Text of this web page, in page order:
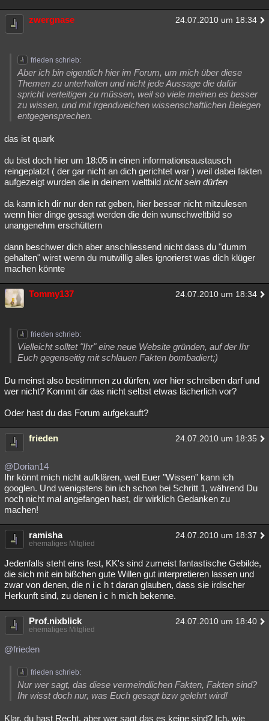
zwergnase 24.07.2010 um 18:34
frieden schrieb:
Aber ich bin eigentlich hier im Forum, um mich über diese
Themen zu unterhalten und nicht jede Aussage die dafür
spricht verteitigen zu müssen, weil so viele meinen es besser
zu wissen, und mit irgendwelchen wissenschaftlichen Belegen
entgegensprechen.
das ist quark
du bist doch hier um 18:05 in einen informationsaustausch
reingeplatzt ( der gar nicht an dich gerichtet war ) weil dabei fakten
aufgezeigt wurden die in deinem weltbild nicht sein dürfen
da kann ich dir nur den rat geben, hier besser nicht mitzulesen
wenn hier dinge gesagt werden die dein wunschweltbild so
unangenehm erschüttern
dann beschwer dich aber anschliessend nicht dass du "dumm
gehalten" wirst wenn du mutwillig alles ignorierst was dich klüger
machen könnte
Tommy137 24.07.2010 um 18:34
frieden schrieb:
Vielleicht solltet "Ihr" eine neue Website gründen, auf der Ihr
Euch gegenseitig mit schlauen Fakten bombadiert;)
Du meinst also bestimmen zu dürfen, wer hier schreiben darf und
wer nicht? Kommt dir das nicht selbst etwas lächerlich vor?
Oder hast du das Forum aufgekauft?
frieden 24.07.2010 um 18:35
@Dorian14
Ihr könnt mich nicht aufklären, weil Euer "Wissen" kann ich
googlen. Und wenigstens bin ich schon bei Schritt 1, während Du
noch nicht mal angefangen hast, dir wirklich Gedanken zu
machen!
ramisha 24.07.2010 um 18:37
ehemaliges Mitglied
Jedenfalls steht eins fest, KK's sind zumeist fantastische Gebilde,
die sich mit ein bißchen gute Willen gut interpretieren lassen und
zwar von denen, die n i c h t daran glauben, dass sie irdischer
Herkunft sind, zu denen i c h mich bekenne.
Prof.nixblick 24.07.2010 um 18:40
ehemaliges Mitglied
@frieden
frieden schrieb:
Nur wer sagt, das diese vermeindlichen Fakten, Fakten sind?
Ihr wisst doch nur, was Euch gesagt bzw gelehrt wird!
Klar, du hast Recht, aber wer sagt das es keine sind? Ich, wie